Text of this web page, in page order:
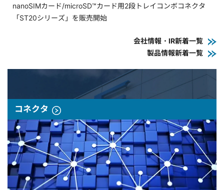
nanoSIMカード/microSD™カード用2段トレイコンボコネクタ
「ST20シリーズ」を販売開始
会社情報・IR新着一覧
製品情報新着一覧
コネクタ